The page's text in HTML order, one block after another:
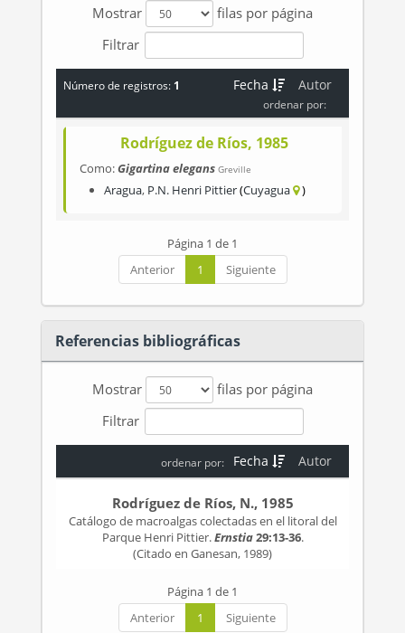
Mostrar
filas por página
Filtrar
Número de registros: 1 Autor
Fecha
ordenar por:
Rodríguez de Ríos, 1985
Como:Gigartina elegans Greville
Aragua, P.N. Henri Pittier Cuyagua
Página 1 de 1
Anterior
1 Siguiente
Referencias bibliográficas
Mostrar
filas por página
Filtrar
Autor
Fecha
ordenar por:
Rodríguez de Ríos, N., 1985
Catálogo de macroalgas colectadas en el litoral del
Parque Henri Pittier.Ernstia29:13-36.
(Citado en Ganesan, 1989)
Página 1 de 1
Anterior
1 Siguiente